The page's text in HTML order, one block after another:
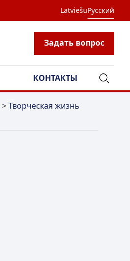
LatviešuРусский
Задать вопрос
КОНТАКТЫ
>Творческая жизнь